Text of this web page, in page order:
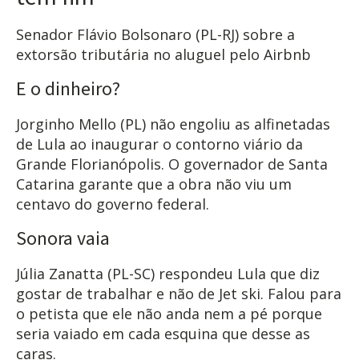
Senador Flávio Bolsonaro (PL-RJ) sobre a
extorsão tributária no aluguel pelo Airbnb
E o dinheiro?
Jorginho Mello (PL) não engoliu as alfinetadas
de Lula ao inaugurar o contorno viário da
Grande Florianópolis. O governador de Santa
Catarina garante que a obra não viu um
centavo do governo federal.
Sonora vaia
Júlia Zanatta (PL-SC) respondeu Lula que diz
gostar de trabalhar e não de Jet ski. Falou para
o petista que ele não anda nem a pé porque
seria vaiado em cada esquina que desse as
caras.